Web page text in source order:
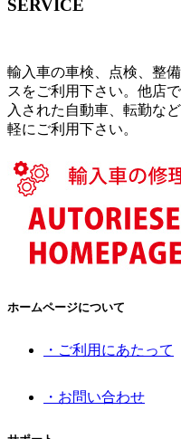
SERVICE
輸入車の車検、点検、整
スをご利用下さい。他店
入された自動車、転勤な
軽にご利用下さい。
ホームページについて
・ご利用にあたって
・お問い合わせ